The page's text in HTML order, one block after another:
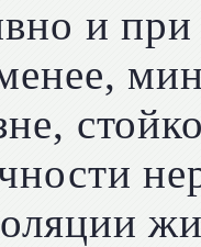
и при